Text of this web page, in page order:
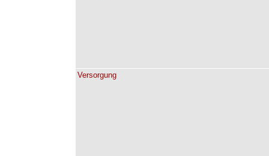
Versorgung